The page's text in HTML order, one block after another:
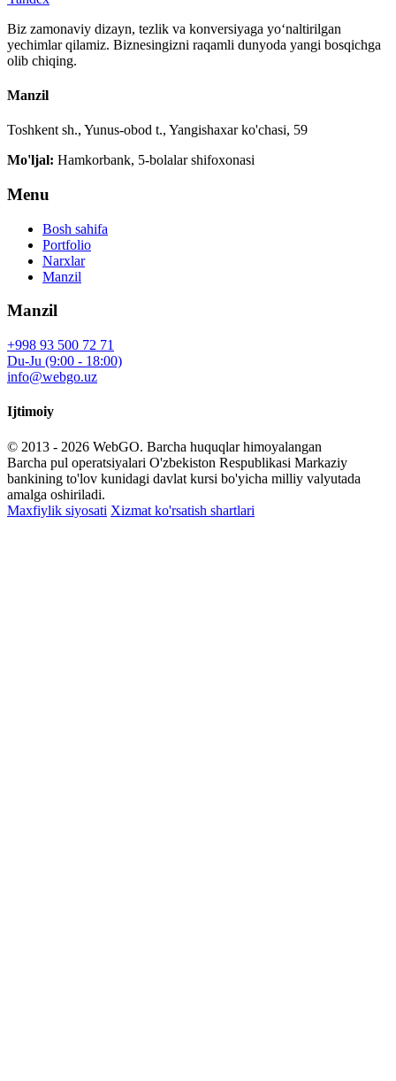
Biz zamonaviy dizayn, tezlik va konversiyaga yo‘naltirilgan
yechimlar qilamiz. Biznesingizni raqamli dunyoda yangi bosqichga
olib chiqing.
Manzil
Toshkent sh., Yunus-obod t., Yangishaxar ko'chasi, 59
Mo'ljal: Hamkorbank, 5-bolalar shifoxonasi
Menu
Bosh sahifa
Portfolio
Narxlar
Manzil
Manzil
+998 93 500 72 71
Du-Ju (9:00 - 18:00)
info@webgo.uz
Ijtimoiy
© 2013 - 2026 WebGO. Barcha huquqlar himoyalangan
Barcha pul operatsiyalari O'zbekiston Respublikasi Markaziy
bankining to'lov kunidagi davlat kursi bo'yicha milliy valyutada
amalga oshiriladi.
Maxfiylik siyosati Xizmat ko'rsatish shartlari